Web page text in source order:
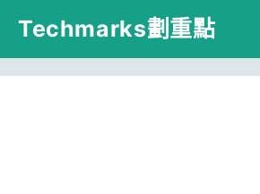
跳
主
Techmarks劃重點